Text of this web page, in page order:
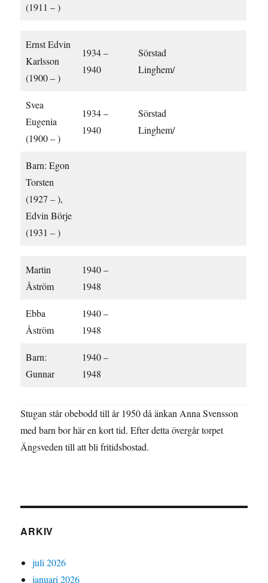
(1911 – )
Ernst Edvin
Karlsson
(1900 – )
1934 –
1940
Sörstad
Linghem/
Svea
Eugenia
(1900 – )
1934 –
1940
Sörstad
Linghem/
Barn: Egon
Torsten
(1927 – ),
Edvin Börje
(1931 – )
Martin
Åström
1940 –
1948
Ebba
Åström
1940 –
1948
Barn:
Gunnar
1940 –
1948
Stugan står obebodd till år 1950 då änkan Anna Svensson
med barn bor här en kort tid. Efter detta övergår torpet
Ängsveden till att bli fritidsbostad.
ARKIV
juli 2026
januari 2026